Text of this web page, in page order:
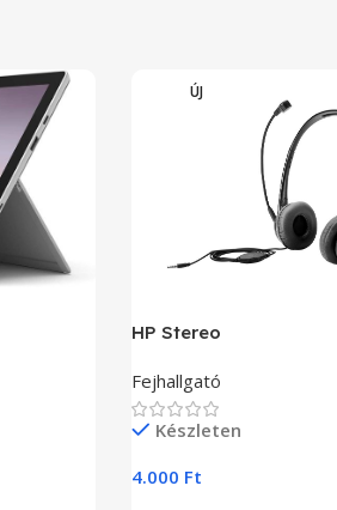
ÚJ
HP Stereo
Fejhallgató
Készleten
4.000 Ft